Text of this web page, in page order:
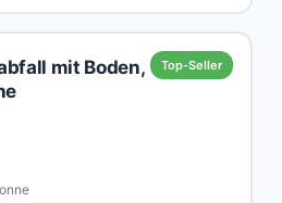
Top-Seller
mit Boden,